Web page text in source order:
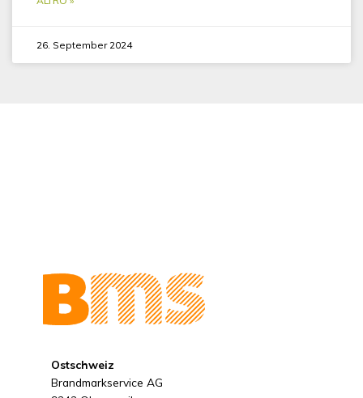
26. September 2024
Ostschweiz
Brandmarkservice AG